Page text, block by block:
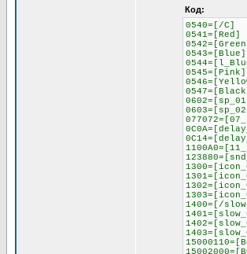
Код:
0540=[/C]
0541=[Red]
0543=[Blue]
0545=[Pink]
1400=[/